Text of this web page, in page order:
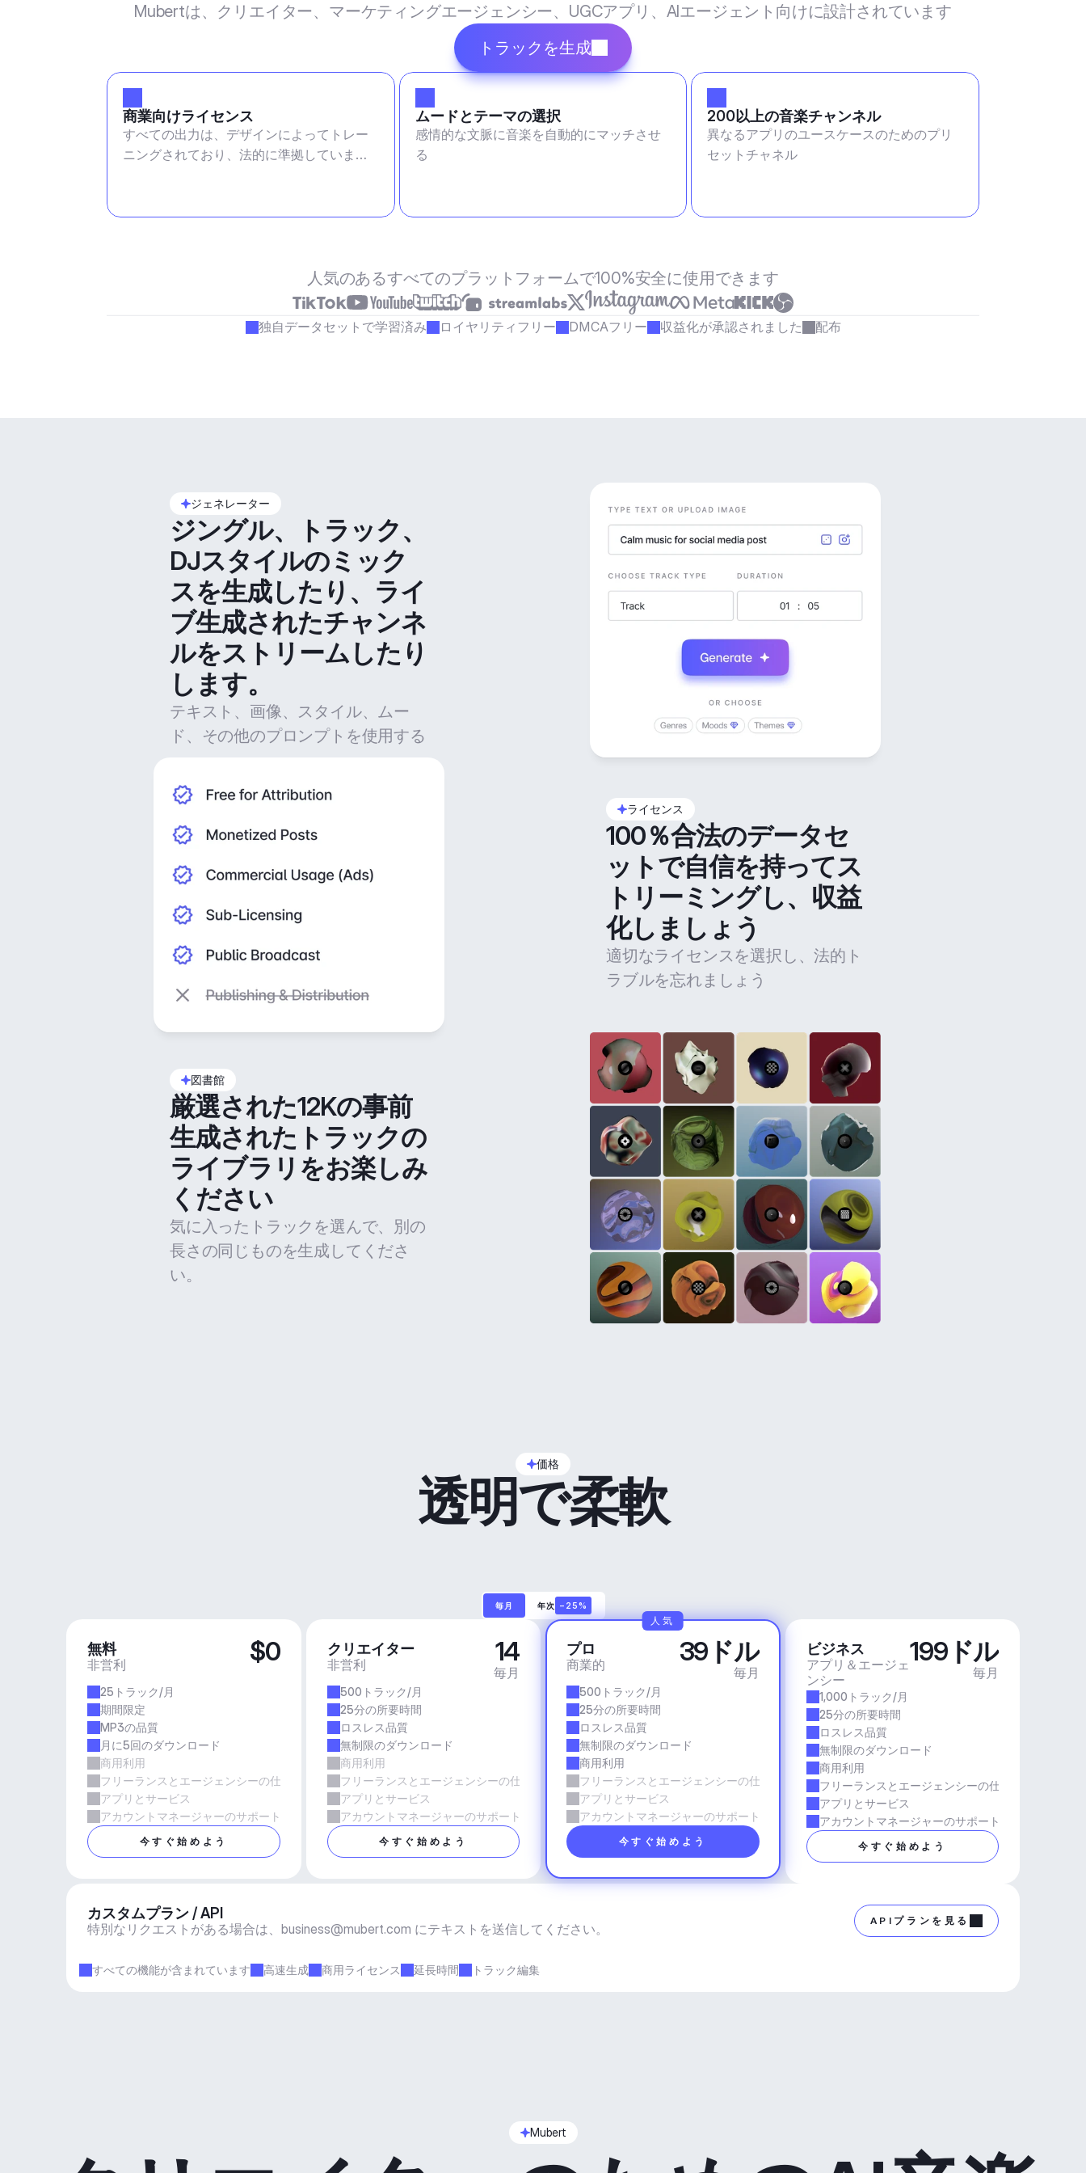
Mubertは、クリエイター、マーケティングエージェンシー、UGCアプリ、AIエージェント向けに設計されています
トラックを生成
商業向けライセンス
すべての出力は、デザインによってトレー
ニングされており、法的に準拠していま
ムードとテーマの選択
感情的な文脈に音楽を自動的にマッチさせ
る
200以上の音楽チャンネル
異なるアプリのユースケースのためのプリ
セットチャネル
人気のあるすべてのプラットフォームで100%安全に使用できます
独自データセットで学習済み ロイヤリティフリー DMCAフリー 収益化が承認されました 配布
ジェネレーター
ジングル、トラック、
DJスタイルのミック
スを生成したり、ライ
ブ生成されたチャンネ
ルをストリームしたり
します。
テキスト、画像、スタイル、ムー
ド、その他のプロンプトを使用する
ライセンス
100％合法のデータセ
ットで自信を持ってス
トリーミングし、収益
化しましょう
適切なライセンスを選択し、法的ト
ラブルを忘れましょう
図書館
厳選された12Kの事前
生成されたトラックの
ライブラリをお楽しみ
ください
気に入ったトラックを選んで、別の
長さの同じものを生成してくださ
い。
価格
透明で柔軟
毎月 年次 −25%
無料
非営利 $0
25トラック/月
期間限定
MP3の品質
月に5回のダウンロード
商用利用
フリーランスとエージェンシーの仕事
アプリとサービス
アカウントマネージャーのサポート
今すぐ始めよう
クリエイター
非営利 14
毎月
500トラック/月
25分の所要時間
ロスレス品質
無制限のダウンロード
商用利用
フリーランスとエージェンシーの仕事
アプリとサービス
アカウントマネージャーのサポート
今すぐ始めよう
プロ
商業的 39ドル
毎月
500トラック/月
25分の所要時間
ロスレス品質
無制限のダウンロード
商用利用
フリーランスとエージェンシーの仕事
アプリとサービス
アカウントマネージャーのサポート
今すぐ始めよう
人気
ビジネス
アプリ＆エージェ
ンシー
199ドル
毎月
1,000トラック/月
25分の所要時間
ロスレス品質
無制限のダウンロード
商用利用
フリーランスとエージェンシーの仕事
アプリとサービス
アカウントマネージャーのサポート
今すぐ始めよう
カスタムプラン / API
特別なリクエストがある場合は、 business@mubert.com にテキストを送信してください。
APIプランを見る
すべての機能が含まれています 高速生成 商用ライセンス 延長時間 トラック編集
Mubert